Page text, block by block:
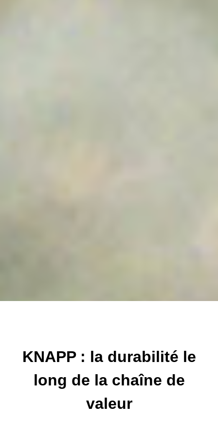
KNAPP : la durabilité le
long de la chaîne de
valeur